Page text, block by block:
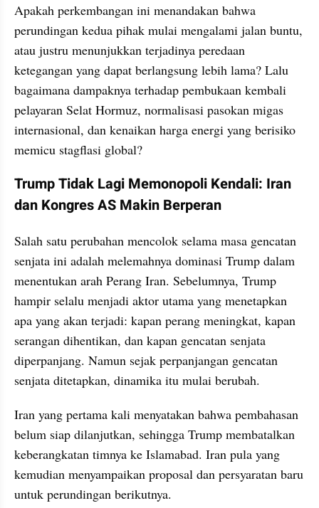
Apakah perkembangan ini menandakan bahwa
perundingan kedua pihak mulai mengalami jalan buntu,
atau justru menunjukkan terjadinya peredaan
ketegangan yang dapat berlangsung lebih lama? Lalu
bagaimana dampaknya terhadap pembukaan kembali
pelayaran Selat Hormuz, normalisasi pasokan migas
internasional, dan kenaikan harga energi yang berisiko
memicu stagflasi global?
Trump Tidak Lagi Memonopoli Kendali: Iran
dan Kongres AS Makin Berperan
Salah satu perubahan mencolok selama masa gencatan
senjata ini adalah melemahnya dominasi Trump dalam
menentukan arah Perang Iran. Sebelumnya, Trump
hampir selalu menjadi aktor utama yang menetapkan
apa yang akan terjadi: kapan perang meningkat, kapan
serangan dihentikan, dan kapan gencatan senjata
diperpanjang. Namun sejak perpanjangan gencatan
senjata ditetapkan, dinamika itu mulai berubah.
Iran yang pertama kali menyatakan bahwa pembahasan
belum siap dilanjutkan, sehingga Trump membatalkan
keberangkatan timnya ke Islamabad. Iran pula yang
kemudian menyampaikan proposal dan persyaratan baru
untuk perundingan berikutnya.